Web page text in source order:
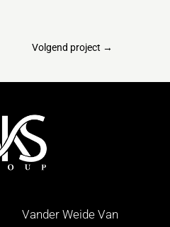
Volgend project →
Vander Weide Van